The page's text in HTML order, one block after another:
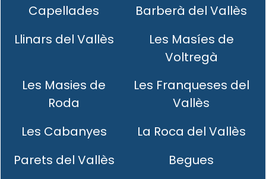
Capellades
Barberà del Vallès
Llinars del Vallès
Les Masíes de
Voltregà
Les Masies de
Roda
Les Franqueses del
Vallès
Les Cabanyes
La Roca del Vallès
Parets del Vallès
Begues